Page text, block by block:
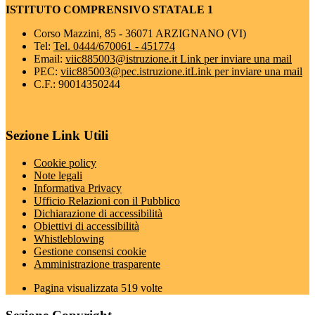
ISTITUTO COMPRENSIVO STATALE 1
Corso Mazzini, 85 - 36071 ARZIGNANO (VI)
Tel: Tel. 0444/670061 - 451774
Email: viic885003@istruzione.it Link per inviare una mail
PEC: viic885003@pec.istruzione.itLink per inviare una mail
C.F.: 90014350244
Sezione Link Utili
Cookie policy
Note legali
Informativa Privacy
Ufficio Relazioni con il Pubblico
Dichiarazione di accessibilità
Obiettivi di accessibilità
Whistleblowing
Gestione consensi cookie
Amministrazione trasparente
Pagina visualizzata 519 volte